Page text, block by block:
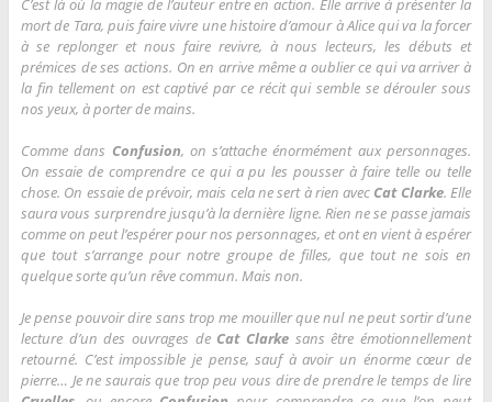
C’est là où la magie de l’auteur entre en action. Elle arrive à présenter la
mort de Tara, puis faire vivre une histoire d’amour à Alice qui va la forcer
à se replonger et nous faire revivre, à nous lecteurs, les débuts et
prémices de ses actions. On en arrive même a oublier ce qui va arriver à
la fin tellement on est captivé par ce récit qui semble se dérouler sous
nos yeux, à porter de mains.
Comme dans Confusion, on s’attache énormément aux personnages.
On essaie de comprendre ce qui a pu les pousser à faire telle ou telle
chose. On essaie de prévoir, mais cela ne sert à rien avec Cat Clarke. Elle
saura vous surprendre jusqu’à la dernière ligne. Rien ne se passe jamais
comme on peut l’espérer pour nos personnages, et ont en vient à espérer
que tout s’arrange pour notre groupe de filles, que tout ne sois en
quelque sorte qu’un rêve commun. Mais non.
Je pense pouvoir dire sans trop me mouiller que nul ne peut sortir d’une
lecture d’un des ouvrages de Cat Clarke sans être émotionnellement
retourné. C’est impossible je pense, sauf à avoir un énorme cœur de
pierre… Je ne saurais que trop peu vous dire de prendre le temps de lire